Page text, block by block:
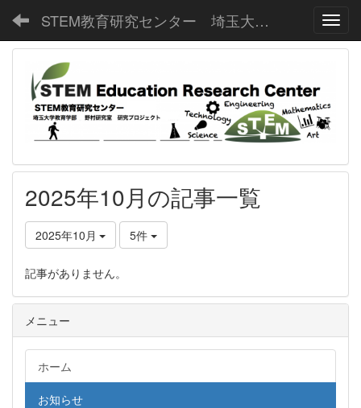
STEM教育研究センター 埼玉大学教育学部野村研究室
2025年10月の記事一覧
2025年10月 5件
記事がありません。
メニュー
ホーム
お知らせ